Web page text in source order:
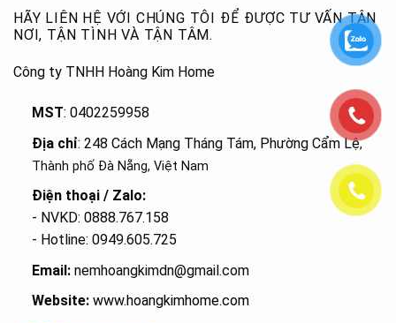
HÃY LIÊN HỆ VỚI CHÚNG TÔI ĐỂ ĐƯỢC TƯ VẤN TẬN
NƠI, TẬN TÌNH VÀ TẬN TÂM.
Công ty TNHH Hoàng Kim Home
MST: 0402259958
Địa chỉ: 248 Cách Mạng Tháng Tám, Phường Cẩm Lệ,
Thành phố Đà Nẵng, Việt Nam
Điện thoại / Zalo:
- NVKD: 0888.767.158
- Hotline: 0949.605.725
Email:nemhoangkimdn@gmail.com
Website: www.hoangkimhome.com